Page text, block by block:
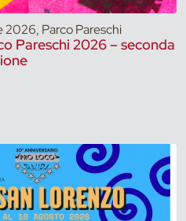
Parco Pareschi
Pareschi 2026 – seconda